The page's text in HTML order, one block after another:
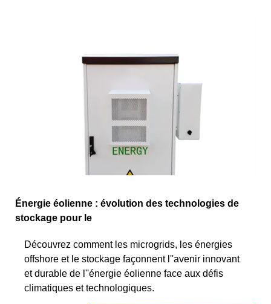
Énergie éolienne : évolution des technologies de
stockage pour le
Découvrez comment les microgrids, les énergies
offshore et le stockage façonnent l''avenir innovant
et durable de l''énergie éolienne face aux défis
climatiques et technologiques.